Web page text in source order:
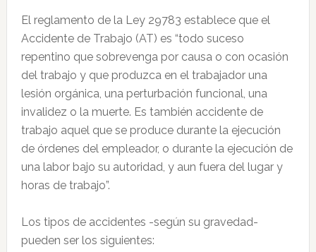
El reglamento de la Ley 29783 establece que el
Accidente de Trabajo (AT) es “todo suceso
repentino que sobrevenga por causa o con ocasión
del trabajo y que produzca en el trabajador una
lesión orgánica, una perturbación funcional, una
invalidez o la muerte. Es también accidente de
trabajo aquel que se produce durante la ejecución
de órdenes del empleador, o durante la ejecución de
una labor bajo su autoridad, y aun fuera del lugar y
horas de trabajo”.
Los tipos de accidentes -según su gravedad-
pueden ser los siguientes: